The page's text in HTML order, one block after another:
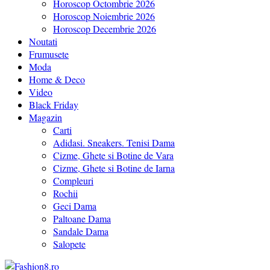
Horoscop Octombrie 2026
Horoscop Noiembrie 2026
Horoscop Decembrie 2026
Noutati
Frumusete
Moda
Home & Deco
Video
Black Friday
Magazin
Carti
Adidasi. Sneakers. Tenisi Dama
Cizme, Ghete si Botine de Vara
Cizme, Ghete si Botine de Iarna
Compleuri
Rochii
Geci Dama
Paltoane Dama
Sandale Dama
Salopete